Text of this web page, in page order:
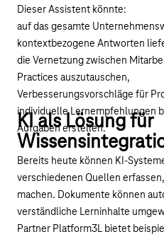
Dieser Assistent könnte:
auf das gesamte
kontextbezogene Antworten
die Vernetzung zwischen
Practices auszutauschen,
Verbesserungsvorschläge für
individuelle Lernempfehlungen
Aufgaben erstellen.
KI als Lösung für
Bereits heute können KI-
verschiedenen Quellen
machen. Dokumente können
verständliche Lerninhalte
Partner Platform3L bietet